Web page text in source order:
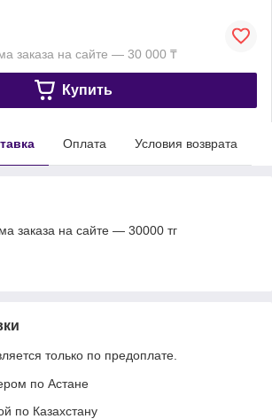
заказа на сайте — 30 000 ₸
Купить
Оплата Условия возврата
заказа на сайте — 30000 тг
только по предоплате.
по Астане
по Казахстану